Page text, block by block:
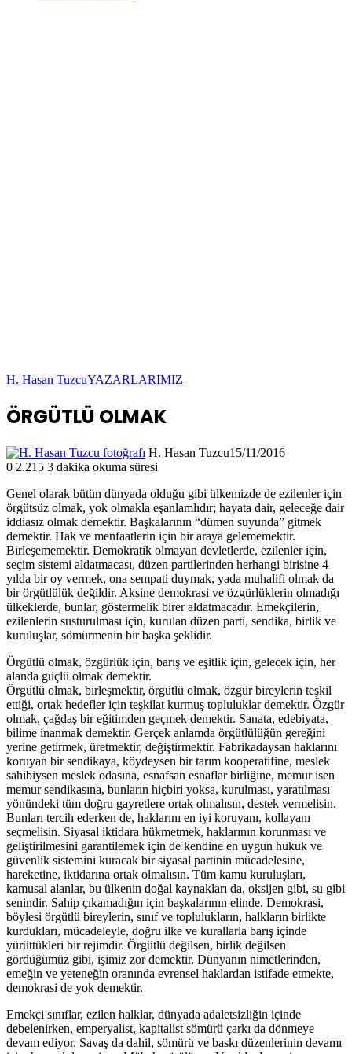
H. Hasan TuzcuYAZARLARIMIZ
ÖRGÜTLÜ OLMAK
H. Hasan Tuzcu15/11/2016
0 2.215 3 dakika okuma süresi
Genel olarak bütün dünyada olduğu gibi ülkemizde de ezilenler için
örgütsüz olmak, yok olmakla eşanlamlıdır; hayata dair, geleceğe dair
iddiasız olmak demektir. Başkalarının “dümen suyunda” gitmek
demektir. Hak ve menfaatlerin için bir araya gelememektir.
Birleşememektir. Demokratik olmayan devletlerde, ezilenler için,
seçim sistemi aldatmacası, düzen partilerinden herhangi birisine 4
yılda bir oy vermek, ona sempati duymak, yada muhalifi olmak da
bir örgütlülük değildir. Aksine demokrasi ve özgürlüklerin olmadığı
ülkeklerde, bunlar, göstermelik birer aldatmacadır. Emekçilerin,
ezilenlerin susturulması için, kurulan düzen parti, sendika, birlik ve
kuruluşlar, sömürmenin bir başka şeklidir.
Örgütlü olmak, özgürlük için, barış ve eşitlik için, gelecek için, her
alanda güçlü olmak demektir.
Örgütlü olmak, birleşmektir, örgütlü olmak, özgür bireylerin teşkil
ettiği, ortak hedefler için teşkilat kurmuş topluluklar demektir. Özgür
olmak, çağdaş bir eğitimden geçmek demektir. Sanata, edebiyata,
bilime inanmak demektir. Gerçek anlamda örgütlülüğün gereğini
yerine getirmek, üretmektir, değiştirmektir. Fabrikadaysan haklarını
koruyan bir sendikaya, köydeysen bir tarım kooperatifine, meslek
sahibiysen meslek odasına, esnafsan esnaflar birliğine, memur isen
memur sendikasına, bunların hiçbiri yoksa, kurulması, yaratılması
yönündeki tüm doğru gayretlere ortak olmalısın, destek vermelisin.
Bunları tercih ederken de, haklarını en iyi koruyanı, kollayanı
seçmelisin. Siyasal iktidara hükmetmek, haklarının korunması ve
geliştirilmesini garantilemek için de kendine en uygun hukuk ve
güvenlik sistemini kuracak bir siyasal partinin mücadelesine,
hareketine, iktidarına ortak olmalısın. Tüm kamu kuruluşları,
kamusal alanlar, bu ülkenin doğal kaynakları da, oksijen gibi, su gibi
senindir. Sahip çıkamadığın için başkalarının elinde. Demokrasi,
böylesi örgütlü bireylerin, sınıf ve toplulukların, halkların birlikte
kurdukları, mücadeleyle, doğru ilke ve kurallarla barış içinde
yürüttükleri bir rejimdir. Örgütlü değilsen, birlik değilsen
gördüğümüz gibi, işimiz zor demektir. Dünyanın nimetlerinden,
emeğin ve yeteneğin oranında evrensel haklardan istifade etmekte,
demokrasi de yok demektir.
Emekçi sınıflar, ezilen halklar, dünyada adaletsizliğin içinde
debelenirken, emperyalist, kapitalist sömürü çarkı da dönmeye
devam ediyor. Savaş da dahil, sömürü ve baskı düzenlerinin devamı